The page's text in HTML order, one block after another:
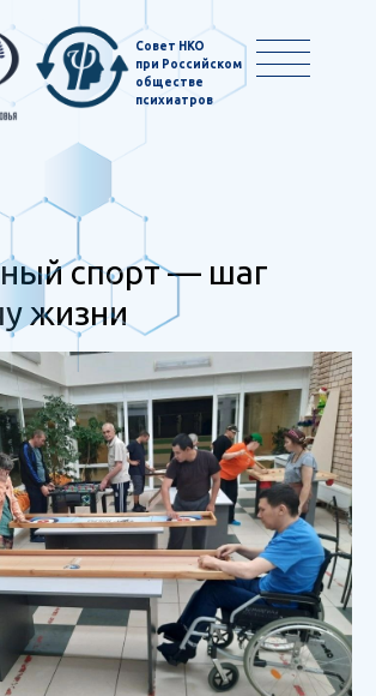
Совет НКО
при Российском
обществе
психиатров
спорт — шаг
жизни